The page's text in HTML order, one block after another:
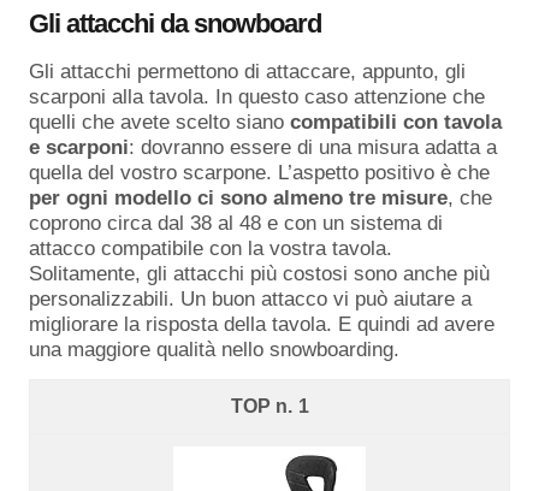
Gli attacchi da snowboard
Gli attacchi permettono di attaccare, appunto, gli
scarponi alla tavola. In questo caso attenzione che
quelli che avete scelto siano compatibili con tavola
e scarponi: dovranno essere di una misura adatta a
quella del vostro scarpone. L’aspetto positivo è che
per ogni modello ci sono almeno tre misure, che
coprono circa dal 38 al 48 e con un sistema di
attacco compatibile con la vostra tavola.
Solitamente, gli attacchi più costosi sono anche più
personalizzabili. Un buon attacco vi può aiutare a
migliorare la risposta della tavola. E quindi ad avere
una maggiore qualità nello snowboarding.
1